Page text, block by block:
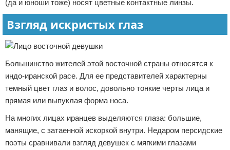
(да и юноши тоже) носят цветные контактные линзы.
Взгляд искристых глаз
Большинство жителей этой восточной страны относятся к
индо-иранской расе. Для ее представителей характерны
темный цвет глаз и волос, довольно тонкие черты лица и
прямая или выпуклая форма носа.
На многих лицах иранцев выделяются глаза: большие,
манящие, с затаенной искоркой внутри. Недаром персидские
поэты сравнивали взгляд девушек с мягкими глазами